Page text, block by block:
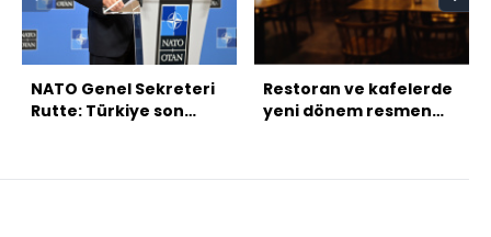
NATO Genel Sekreteri
Rutte: Türkiye son
Restoran ve kafelerde
yeni dönem resmen